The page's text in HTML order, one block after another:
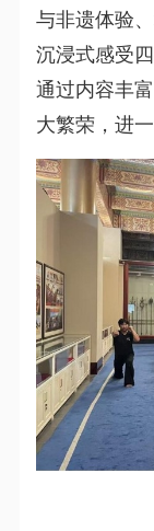
与非遗体验
沉浸式感受
通过内容丰
大繁荣，进